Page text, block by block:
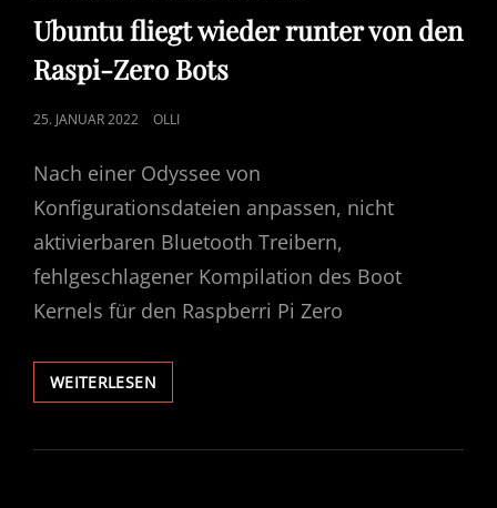
LINKS
Ubuntu fliegt wieder runter von den
Raspi-Zero Bots
POSTED
25. JANUAR 2022 OLLI
Nach einer Odyssee von
Konfigurationsdateien anpassen, nicht
aktivierbaren Bluetooth Treibern,
fehlgeschlagener Kompilation des Boot
Kernels für den Raspberri Pi Zero
WEITERLESENUBUNTU
FLIEGT
RUNTER